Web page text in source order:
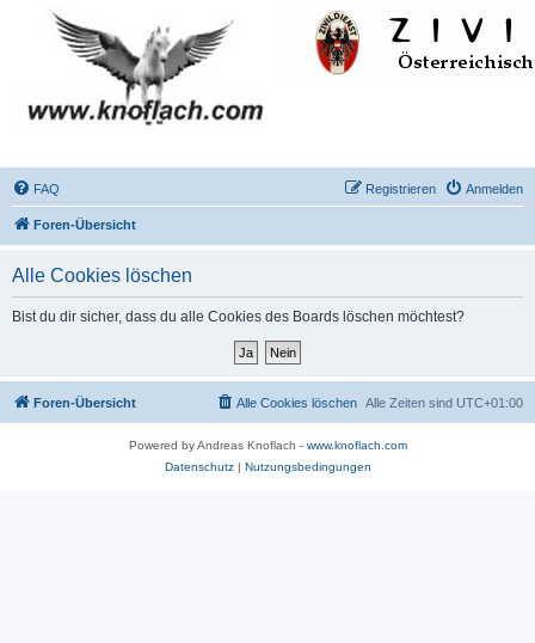
FAQ Anmelden
Registrieren
Foren-Übersicht
Alle Cookies löschen
Bist du dir sicher, dass du alle Cookies des Boards löschen möchtest?
Foren-Übersicht Alle Zeiten sind UTC+01:00
Alle Cookies löschen
Powered by Andreas Knoflach - www.knoflach.com
Datenschutz| Nutzungsbedingungen